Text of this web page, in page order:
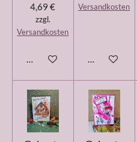
4,69 €
zzgl.
Versandkosten
In den Warenkorb
Versandkosten
In den